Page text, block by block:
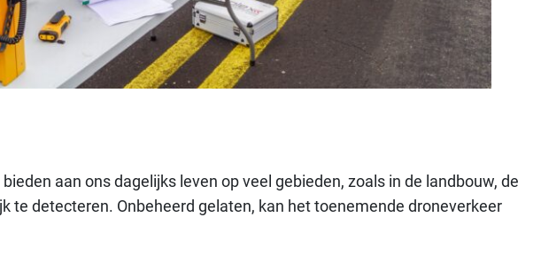
aan ons dagelijks leven op veel gebieden, zoals in de landbouw, de
te detecteren. Onbeheerd gelaten, kan het toenemende droneverkeer